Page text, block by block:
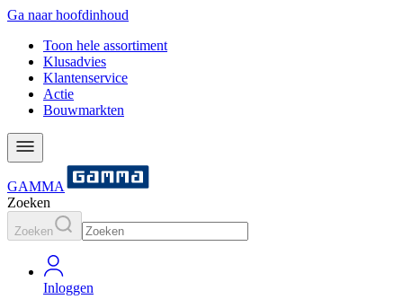
Ga naar hoofdinhoud
Toon hele assortiment
Klusadvies
Klantenservice
Actie
Bouwmarkten
GAMMA
Zoeken
Zoeken
Inloggen